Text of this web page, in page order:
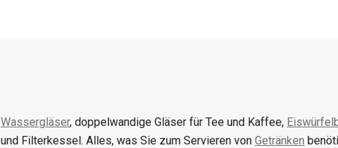
Wassergläser, doppelwandige Gläser für Tee und Kaffee,
und Filterkessel. Alles, was Sie zum Servieren von Getränken